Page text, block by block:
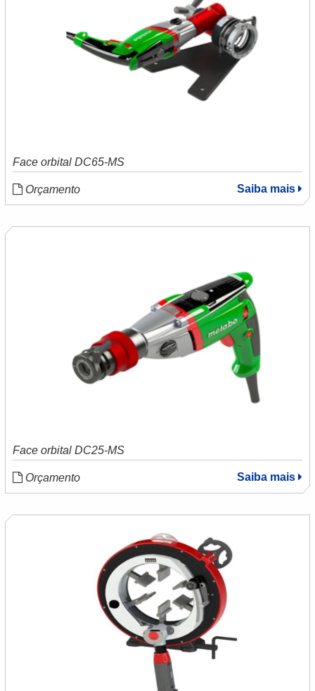
Face orbital DC65-MS
Orçamento Saiba mais
Face orbital DC25-MS
Orçamento Saiba mais